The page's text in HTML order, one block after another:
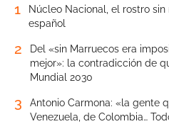
1
Núcleo Nacional, el rostro
español
2
Del «sin Marruecos era
mejor»: la contradicción de
Mundial 2030
3
Antonio Carmona: «la gente
Venezuela, de Colombia…